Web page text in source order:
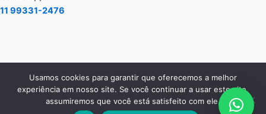
11 99331-2476
Copyright © 2026 Assistência Técnica Electrolux - Central de
Atendimento:11 2985-9116- WhatsApp: 11 99331-2476
Usamos cookies para garantir que oferecemos a melhor
experiência em nosso site. Se você continuar a usar este site,
assumiremos que você está satisfeito com ele.